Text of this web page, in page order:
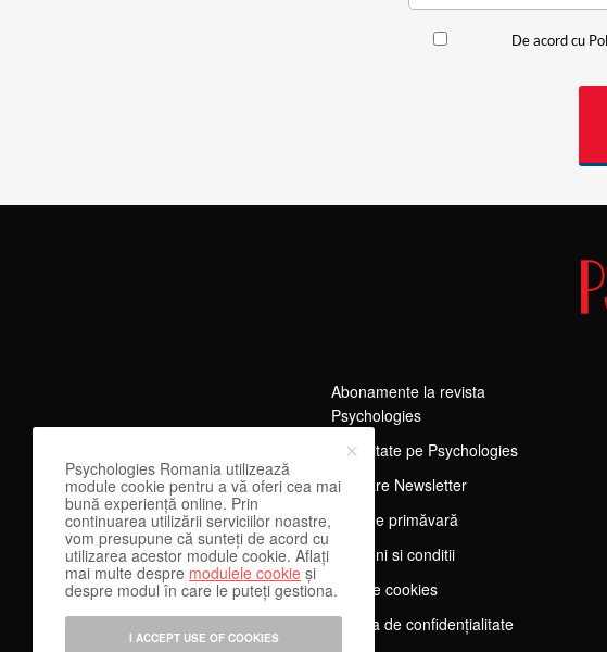
Abonamente la revista
Psychologies
Publicitate pe Psychologies
Abonare Newsletter
Tărg de primăvară
Termeni si conditii
Despre cookies
Politica de confidențialitate
Psychologies Romania utilizează
module cookie pentru a vă oferi cea mai
bună experiență online. Prin
continuarea utilizării serviciilor noastre,
vom presupune că sunteți de acord cu
utilizarea acestor module cookie. Aflați
mai multe despre modulele cookie și
despre modul în care le puteți gestiona.
I ACCEPT USE OF COOKIES